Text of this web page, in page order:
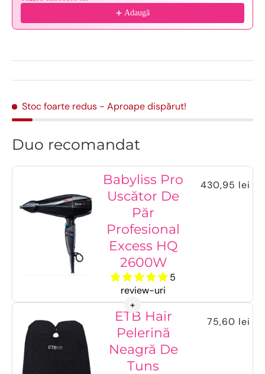
Adaugă
Stoc foarte redus - Aproape dispărut!
Duo recomandat
Babyliss Pro
Uscător De
Păr
Profesional
Excess HQ
2600W
5
review-uri
430,95 lei
ETB Hair
Pelerină
Neagră De
Tuns
75,60 lei